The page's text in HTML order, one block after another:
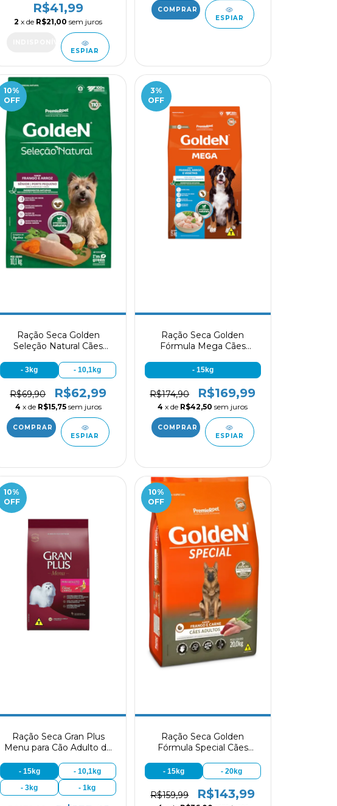
R$41,99
2 x de R$21,00 sem juros
ESPIAR
ESPIAR
10%
OFF
Ração Seca Golden
Seleção Natural Cães
sabor Frango e Arroz
- 3kg - 10,1kg
R$69,90 R$62,99
4 x de R$15,75 sem juros
ESPIAR
3%
OFF
Ração Seca Golden
Fórmula Mega Cães
Arroz 15kg
- 15kg
R$174,90 R$169,99
4 x de R$42,50 sem juros
ESPIAR
10%
OFF
Ração Seca Gran Plus
Menu para Cão Adulto de
Carne e Arroz
- 15kg
- 10,1kg
- 3kg
- 1kg
10%
OFF
Ração Seca Golden
Fórmula Special Cães
Carne
- 15kg - 20kg
R$159,99 R$143,99